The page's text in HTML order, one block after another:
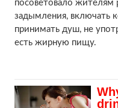
посоветовало жителям
задымления, включать
принимать душ, не
есть жирную пищу.